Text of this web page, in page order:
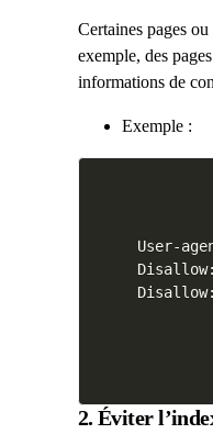
Certaines pages
exemple, des
informations de
Exemple :
User-
2. Éviter